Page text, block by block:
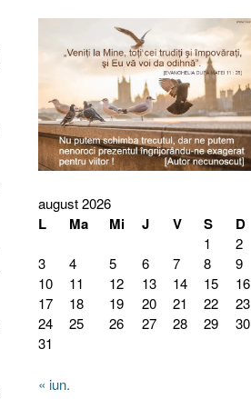
august 2026
L Ma Mi J V S D
1
2
3
4 5 6 7 8
9
10
11 12 13 14 15
16
17
18 19 20 21 22
23
24
25 26 27 28 29
30
31
« iun.